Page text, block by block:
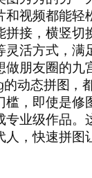
和视频都能轻
拼接，横竖切
灵活方式，满
朋友圈的九
动态拼图，
槛，即使是修
专业级作品。
人，快速拼图